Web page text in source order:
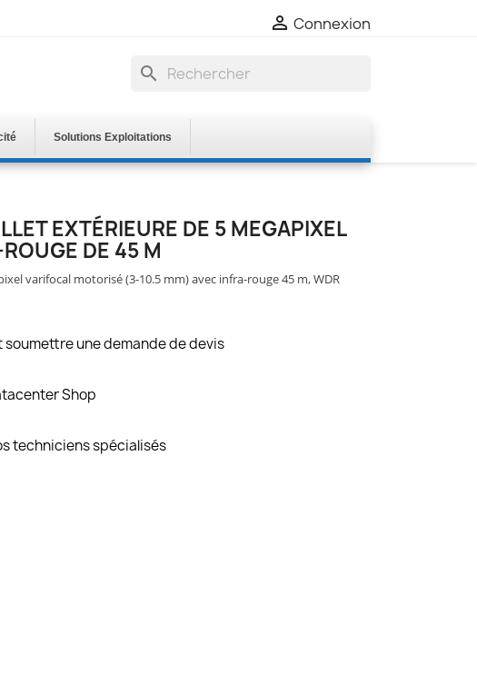
 Connexion
search
Solutions Exploitations
EXTÉRIEURE DE 5 MEGAPIXEL
DE 45 M
varifocal motorisé (3-10.5 mm) avec infra-rouge 45 m, WDR
une demande de devis
Shop
techniciens spécialisés